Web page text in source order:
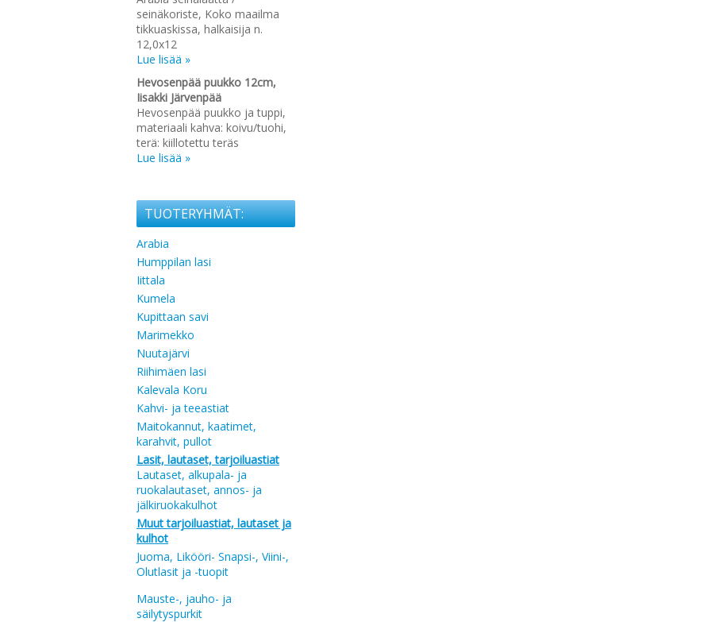
seinäkoriste, Koko maailma
tikkuaskissa, halkaisija n.
12,0x12
Lue lisää »
Hevosenpää puukko 12cm,
Iisakki Järvenpää
Hevosenpää puukko ja tuppi,
materiaali kahva: koivu/tuohi,
terä: kiillotettu teräs
Lue lisää »
TUOTERYHMÄT:
Arabia
Humppilan lasi
Iittala
Kumela
Kupittaan savi
Marimekko
Nuutajärvi
Riihimäen lasi
Kalevala Koru
Kahvi- ja teeastiat
Maitokannut, kaatimet,
karahvit, pullot
Lasit, lautaset, tarjoiluastiat
Lautaset, alkupala- ja
ruokalautaset, annos- ja
jälkiruokakulhot
Muut tarjoiluastiat, lautaset ja
kulhot
Juoma, Likööri- Snapsi-, Viini-,
Olutlasit ja -tuopit
Mauste-, jauho- ja
säilytyspurkit